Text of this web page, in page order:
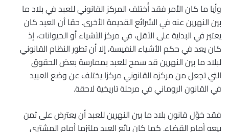
وأيا ما كان الأمر فقد أُختلف المركز القانوني للعبد في بلاد ما
بين النهرين عنه في الشرائع القديمة الأخرى. حقا أن العبد كان
يعتبر في البداية على الأقل، في مركز الأشياء أو الحيوانات، إذ
كان يعد في حكم الأشياء النفيسة، إلا أن تطور النظام القانوني
لبلاد ما بين النهرين قد سمح للعبد بممارسة بعض الحقوق
التي تجعل من مركزه القانوني مركزا يختلف عن وضع العبيد
في القانون الروماني في مرحلة تاريخية لاحقة.
فقد خوّل قانون بلاد ما بين النهرين للعبد أن يعترض على ثمن
بيعه أمام القضاء. كما كان بائع العبد ملتزما أمام المشتري